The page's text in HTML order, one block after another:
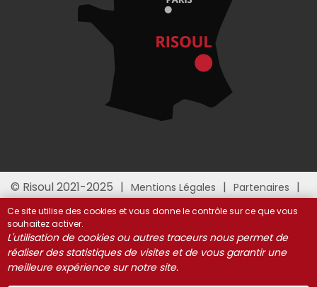
© Risoul 2021-2025 Mentions Légales
Partenaires
Gestion des cookies
Ce site utilise des cookies et vous donne le contrôle sur ce que vous
souhaitez activer.
L'utilisation de cookies ou autres traceurs nous permet de
réaliser des statistiques de visites et de vous garantir une
meilleure expérience sur notre site.